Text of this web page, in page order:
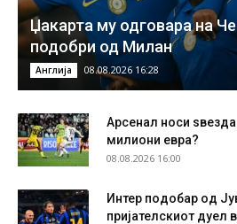
Џакарта му одговара на
подобри од Милан
Англија 08.08.2026 16:28
Арсенал носи
милиони евра?
08.08.2026 16:00
Интер подобар од
пријателскиот дуел